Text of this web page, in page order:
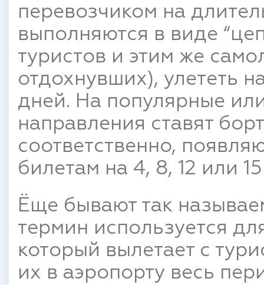
перевозчиком на
выполняются в виде
туристов и этим же
отдохнувших), улететь
дней. На популярные
направления ставят
соответственно,
билетам на 4, 8, 12 или
Ёще бывают так
термин используется
который вылетает с
их в аэропорту весь